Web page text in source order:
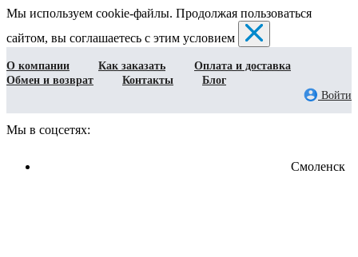
Мы используем cookie-файлы. Продолжая пользоваться
сайтом, вы соглашаетесь с этим условием
О компании Как заказать
Оплата и доставка
Обмен и возврат
Контакты
Блог
Войти
Мы в соцсетях:
Смоленск